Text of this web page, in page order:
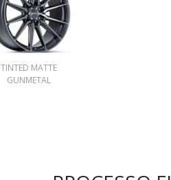
TINTED MATTE
GUNMETAL